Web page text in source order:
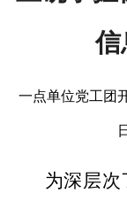
信
一点单位党工团
为深层次